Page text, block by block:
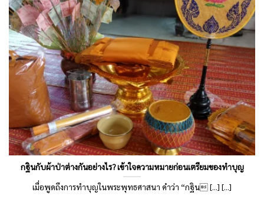
กฐินกับผ้าป่าต่างกันอย่างไร? เข้าใจความหมายก่อนเตรียมของทําบุญ
เมื่อพูดถึงการทําบุญในพระพุทธศาสนา คำว่า “กฐิน [...] [...]